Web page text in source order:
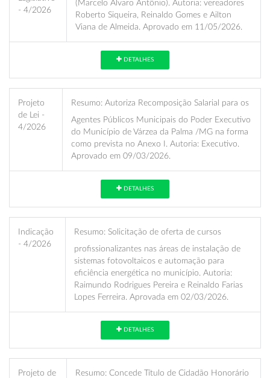
- 4/2026
(Marcelo Álvaro Antônio). Autoria: vereadores
Roberto Siqueira, Reinaldo Gomes e Ailton
Viana de Almeida. Aprovado em 11/05/2026.
DETALHES
Projeto
de Lei -
4/2026
Resumo: Autoriza Recomposição Salarial para os
Agentes Públicos Municipais do Poder Executivo
do Município de Várzea da Palma /MG na forma
como prevista no Anexo I. Autoria: Executivo.
Aprovado em 09/03/2026.
DETALHES
Indicação
- 4/2026
Resumo: Solicitação de oferta de cursos
profissionalizantes nas áreas de instalação de
sistemas fotovoltaicos e automação para
eficiência energética no município. Autoria:
Raimundo Rodrigues Pereira e Reinaldo Farias
Lopes Ferreira. Aprovada em 02/03/2026.
DETALHES
Projeto de
Resumo: Concede Título de Cidadão Honorário